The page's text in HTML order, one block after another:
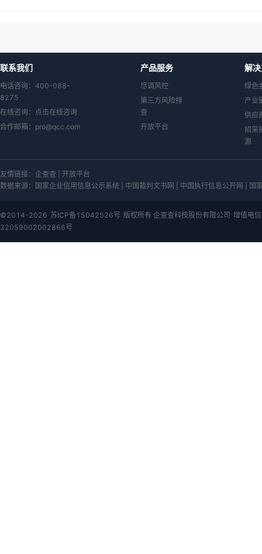
联系我们
电话咨询：400-088-
8275
在线咨询：
点击在线咨询
合作邮箱： pro@qcc.com
产品服务
尽调风控
第三方风险排
查
开放平台
解
绿色
产业
供应
招采
源
友情链接： 企查查
开放平台
数据来源：
国家企业信用信息公示系统 | 中国裁判文书网 | 中国执行信息公开网 | 国
©2014-2026 苏ICP备15042526号 版权所有 企查查科技股份有限公司 增值电
32059002002866号